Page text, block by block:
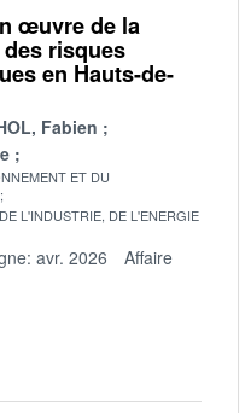
œuvre de la
risques
en Hauts-de-
Fabien
ET DU
L'INDUSTRIE, DE L'ENERGIE
avr. 2026
Affaire